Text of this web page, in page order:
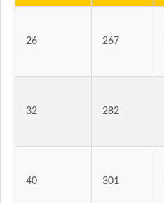
26 267
32 282
40 301